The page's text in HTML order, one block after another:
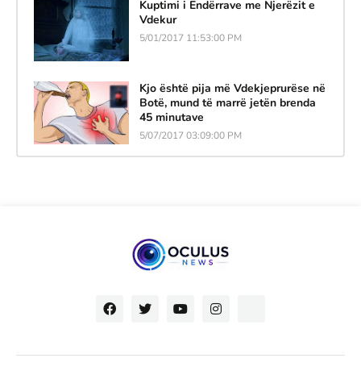
Kuptimi i Ëndërrave me Njerëzit e
Vdekur
5/01/2017 11:53:00 PM
Kjo është pija më Vdekjeprurëse në
Botë, mund të marrë jetën brenda
45 minutave
5/07/2017 03:09:00 PM